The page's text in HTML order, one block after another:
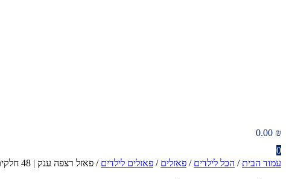
0.00 ₪
0
עמוד הבית/ הכל לילדים / פאזלים / פאזלים לילדים / פאזל רצפה ענק | 48 חלקים ABC